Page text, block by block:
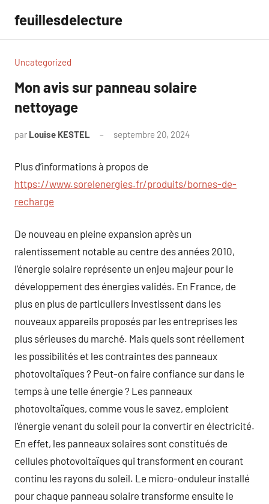
contenu
feuillesdelecture
Uncategorized
Mon avis sur panneau solaire
nettoyage
par Louise KESTEL septembre 20, 2024
Plus d’informations à propos de
https://www.sorelenergies.fr/produits/bornes-de-
recharge
De nouveau en pleine expansion après un
ralentissement notable au centre des années 2010,
l’énergie solaire représente un enjeu majeur pour le
développement des énergies validés. En France, de
plus en plus de particuliers investissent dans les
nouveaux appareils proposés par les entreprises les
plus sérieuses du marché. Mais quels sont réellement
les possibilités et les contraintes des panneaux
photovoltaïques ? Peut-on faire confiance sur dans le
temps à une telle énergie ? Les panneaux
photovoltaïques, comme vous le savez, emploient
l’énergie venant du soleil pour la convertir en électricité.
En effet, les panneaux solaires sont constitués de
cellules photovoltaïques qui transforment en courant
continu les rayons du soleil. Le micro-onduleur installé
pour chaque panneau solaire transforme ensuite le